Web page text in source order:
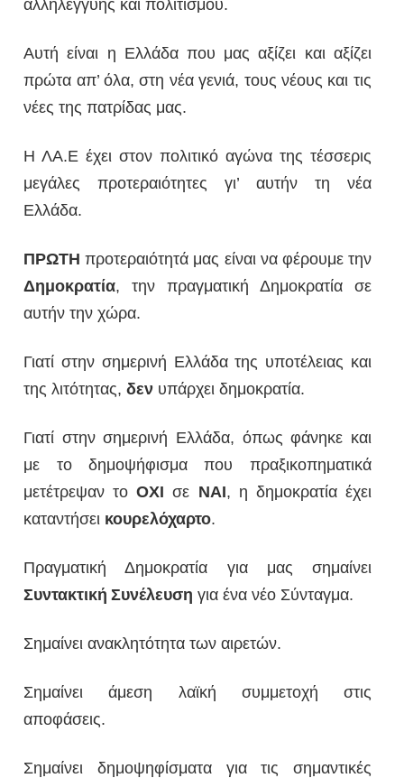
αλληλεγγύης και πολιτισμού.
Αυτή είναι η Ελλάδα που μας αξίζει και αξίζει
πρώτα απ’ όλα, στη νέα γενιά, τους νέους και τις
νέες της πατρίδας μας.
Η ΛΑ.Ε έχει στον πολιτικό αγώνα της τέσσερις
μεγάλες προτεραιότητες γι’ αυτήν τη νέα
Ελλάδα.
ΠΡΩΤΗ προτεραιότητά μας είναι να φέρουμε την
Δημοκρατία, την πραγματική Δημοκρατία σε
αυτήν την χώρα.
Γιατί στην σημερινή Ελλάδα της υποτέλειας και
της λιτότητας,δεν υπάρχει δημοκρατία.
Γιατί στην σημερινή Ελλάδα, όπως φάνηκε και
με το δημοψήφισμα που πραξικοπηματικά
μετέτρεψαν τοΟΧΙ σε ΝΑΙ, η δημοκρατία έχει
καταντήσει κουρελόχαρτο.
Πραγματική Δημοκρατία για μας σημαίνει
Συντακτική Συνέλευση για ένα νέο Σύνταγμα.
Σημαίνει ανακλητότητα των αιρετών.
Σημαίνει άμεση λαϊκή συμμετοχή στις
αποφάσεις.
Σημαίνει δημοψηφίσματα για τις σημαντικές